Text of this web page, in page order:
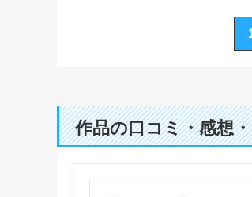
作品の口コミ・感想